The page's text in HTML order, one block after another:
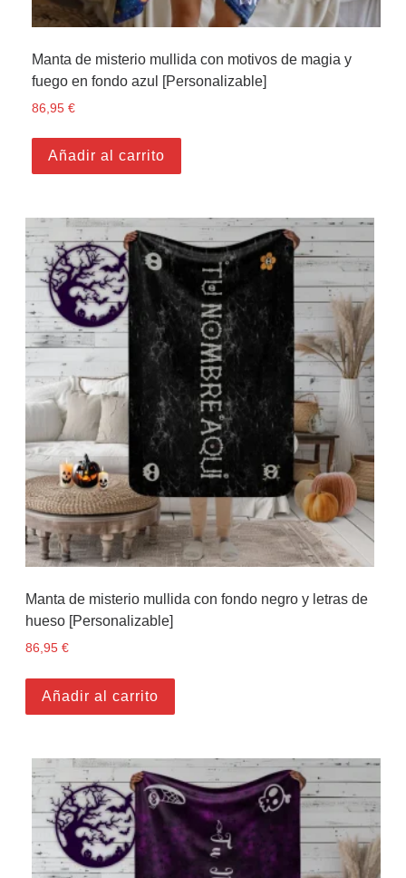
Manta de misterio mullida con motivos de magia y
fuego en fondo azul [Personalizable]
86,95€
Añadir al carrito
Manta de misterio mullida con fondo negro y letras de
hueso [Personalizable]
86,95 €
Añadir al carrito